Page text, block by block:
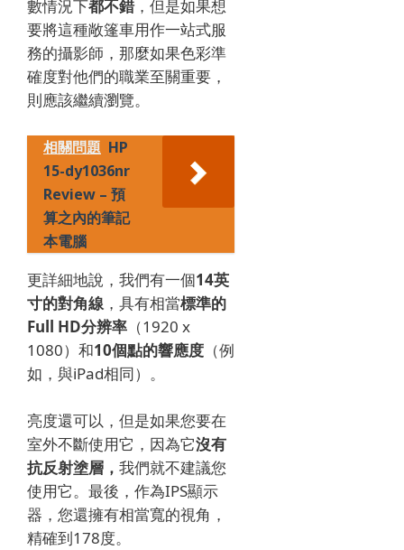
數情況下都不錯，但是如果想
要將這種敞篷車用作一站式服
務的攝影師，那麼如果色彩準
確度對他們的職業至關重要，
則應該繼續瀏覽。
相關問題 HP
15-dy1036nr
Review – 預
算之內的筆記
本電腦
更詳細地說，我們有一個14英
寸的對角線 ，具有相當標準的
Full HD分辨率 （1920 x
1080）和10個點的響應度 （例
如，與iPad相同）。
亮度還可以，但是如果您要在
室外不斷使用它，因為它沒有
抗反射塗層， 我們就不建議您
使用它。最後，作為IPS顯示
器，您還擁有相當寬的視角，
精確到178度。